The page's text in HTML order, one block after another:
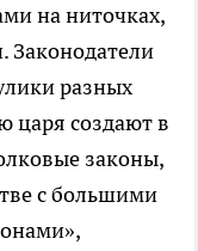
на ниточках,
Законодатели
разных
царя создают в
законы,
с большими